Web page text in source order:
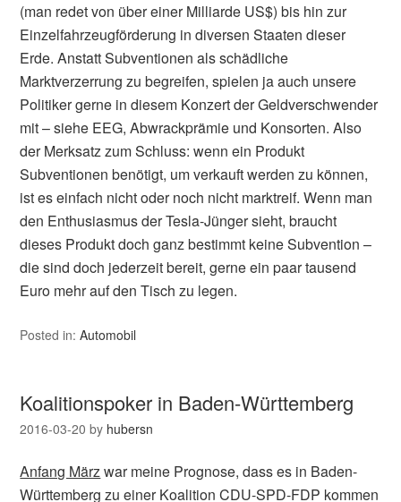
(man redet von über einer Milliarde US$) bis hin zur
Einzelfahrzeugförderung in diversen Staaten dieser
Erde. Anstatt Subventionen als schädliche
Marktverzerrung zu begreifen, spielen ja auch unsere
Politiker gerne in diesem Konzert der Geldverschwender
mit – siehe EEG, Abwrackprämie und Konsorten. Also
der Merksatz zum Schluss: wenn ein Produkt
Subventionen benötigt, um verkauft werden zu können,
ist es einfach nicht oder noch nicht marktreif. Wenn man
den Enthusiasmus der Tesla-Jünger sieht, braucht
dieses Produkt doch ganz bestimmt keine Subvention –
die sind doch jederzeit bereit, gerne ein paar tausend
Euro mehr auf den Tisch zu legen.
Posted in:Automobil
Koalitionspoker in Baden-Württemberg
2016-03-20 by hubersn
Anfang Märzwar meine Prognose, dass es in Baden-
Württemberg zu einer Koalition CDU-SPD-FDP kommen